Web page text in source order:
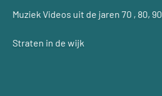
Muziek Videos uit de jaren 70 , 80, 90
Straten in de wijk